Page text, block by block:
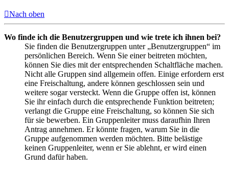
Nach oben
Wo finde ich die Benutzergruppen und wie trete ich ihnen bei?
Sie finden die Benutzergruppen unter „Benutzergruppen“ im
persönlichen Bereich. Wenn Sie einer beitreten möchten,
können Sie dies mit der entsprechenden Schaltfläche machen.
Nicht alle Gruppen sind allgemein offen. Einige erfordern erst
eine Freischaltung, andere können geschlossen sein und
weitere sogar versteckt. Wenn die Gruppe offen ist, können
Sie ihr einfach durch die entsprechende Funktion beitreten;
verlangt die Gruppe eine Freischaltung, so können Sie sich
für sie bewerben. Ein Gruppenleiter muss daraufhin Ihren
Antrag annehmen. Er könnte fragen, warum Sie in die
Gruppe aufgenommen werden möchten. Bitte belästige
keinen Gruppenleiter, wenn er Sie ablehnt, er wird einen
Grund dafür haben.